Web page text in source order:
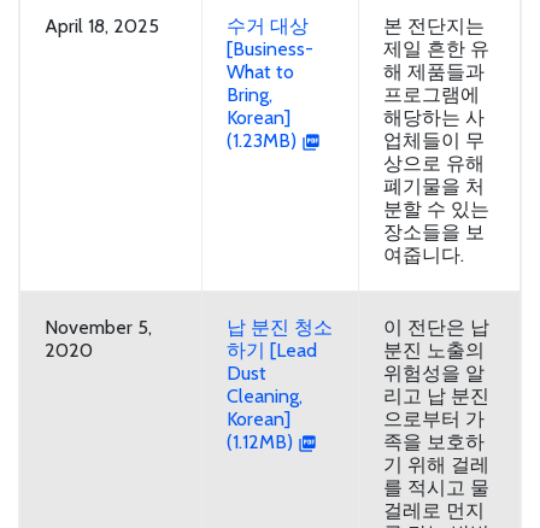
April 18, 2025
수거 대상
[Business-
What to
Bring,
Korean]
(1.23MB)
본 전단지는
제일 흔한 유
해 제품들과
프로그램에
해당하는 사
업체들이 무
상으로 유해
폐기물을 처
분할 수 있는
장소들을 보
여줍니다.
November 5,
2020
납 분진 청소
하기 [Lead
Dust
Cleaning,
Korean]
(1.12MB)
이 전단은 납
분진 노출의
위험성을 알
리고 납 분진
으로부터 가
족을 보호하
기 위해 걸레
를 적시고 물
걸레로 먼지